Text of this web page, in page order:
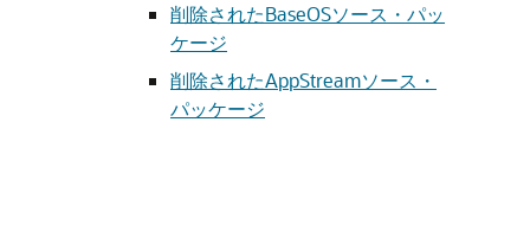
削除されたBaseOSソース・パッ
ケージ
削除されたAppStreamソース・
パッケージ